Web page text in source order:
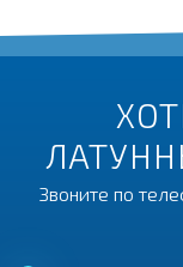
Звоните по